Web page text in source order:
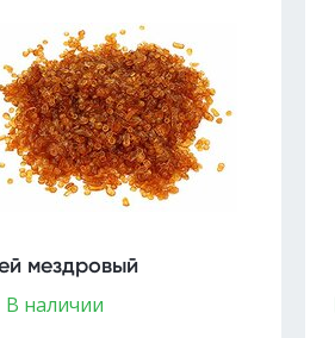
мездровый
В наличии